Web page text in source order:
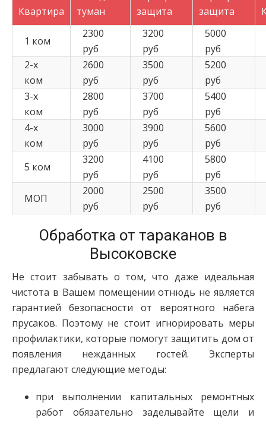
Квартира
туман
защита
защита
1 ком
2300
руб
3200
руб
5000
руб
2-х
ком
2600
руб
3500
руб
5200
руб
3-х
ком
2800
руб
3700
руб
5400
руб
4-х
ком
3000
руб
3900
руб
5600
руб
5 ком
3200
руб
4100
руб
5800
руб
МОП
2000
руб
2500
руб
3500
руб
Обработка от тараканов в
Высоковске
Не стоит забывать о том, что даже идеальная
чистота в Вашем помещении отнюдь не является
гарантией безопасности от вероятного набега
прусаков. Поэтому не стоит игнорировать меры
профилактики, которые помогут защитить дом от
появления нежданных гостей. Эксперты
предлагают следующие методы:
при выполнении капитальных ремонтных
работ обязательно заделывайте щели и